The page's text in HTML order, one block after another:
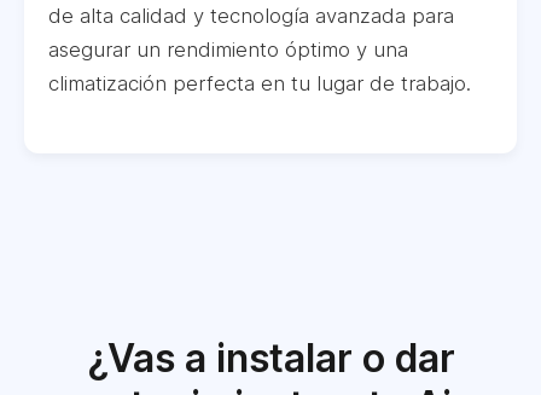
de alta calidad y tecnología avanzada para
asegurar un rendimiento óptimo y una
climatización perfecta en tu lugar de trabajo.
¿Vas a instalar o dar